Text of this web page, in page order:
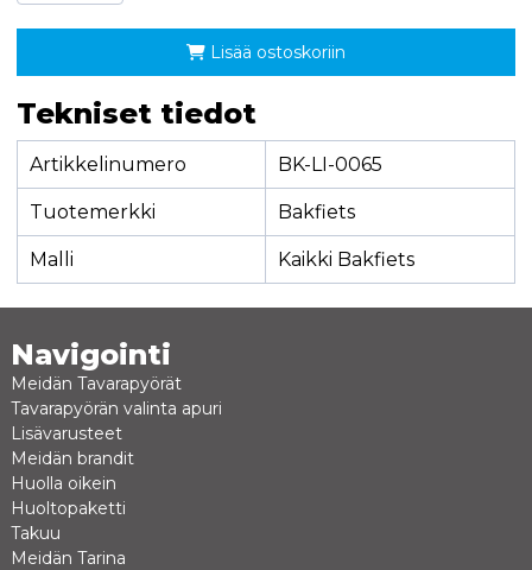
Lisää ostoskoriin
Tekniset tiedot
Artikkelinumero BK-LI-0065
Tuotemerkki Bakfiets
Malli Kaikki Bakfiets
Navigointi
Meidän Tavarapyörät
Tavarapyörän valinta apuri
Lisävarusteet
Meidän brandit
Huolla oikein
Huoltopaketti
Takuu
Meidän Tarina